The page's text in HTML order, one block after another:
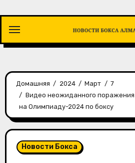
содержимому
Домашняя 2024 Март
7
Видео неожиданного поражения
на Олимпиаду-2024 по боксу
Новости Бокса